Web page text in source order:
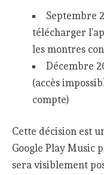
Septembre
télécharger
les montres
Décembre
(accès
compte)
Cette décision est
Google Play Music
sera visiblement